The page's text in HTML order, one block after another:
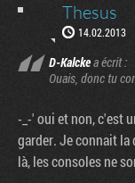
Thesus
14.02.2013
D-Kalckea écrit :
Ouais, donc tu
-_-' oui et non, c'est
garder. Je connait la
là, les consoles ne